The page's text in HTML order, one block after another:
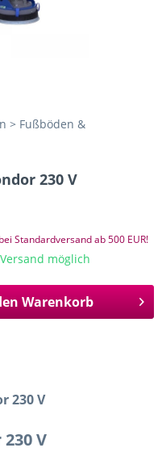
> Fußböden &
230 V
Standardversand ab 500 EUR!
möglich
Warenkorb
230 V
V